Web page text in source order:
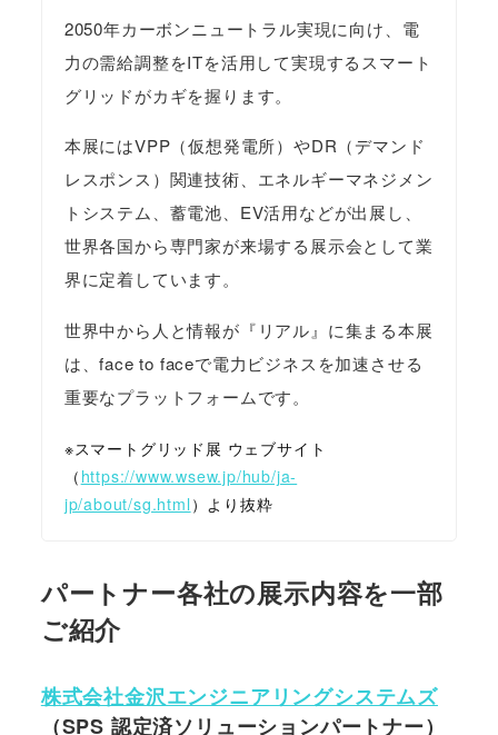
2050年カーボンニュートラル実現に向け、電
力の需給調整をITを活用して実現するスマート
グリッドがカギを握ります。
本展にはVPP（仮想発電所）やDR（デマンド
レスポンス）関連技術、エネルギーマネジメン
トシステム、蓄電池、EV活用などが出展し、
世界各国から専門家が来場する展示会として業
界に定着しています。
世界中から人と情報が『リアル』に集まる本展
は、face to faceで電力ビジネスを加速させる
重要なプラットフォームです。
※スマートグリッド展 ウェブサイト
（ https://www.wsew.jp/hub/ja-
jp/about/sg.html）より抜粋
パートナー各社の展示内容を一部
ご紹介
株式会社金沢エンジニアリングシステムズ
（SPS 認定済ソリューションパートナー）